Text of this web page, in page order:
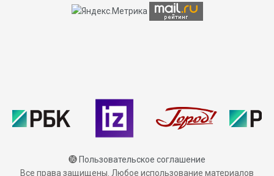
⓰Пользовательское соглашение
Все права защищены. Любое использование материалов